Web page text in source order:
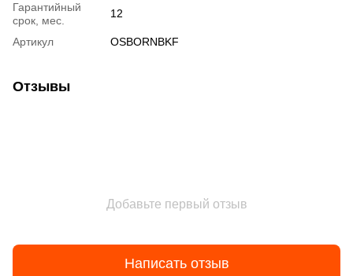
Гарантийный
срок, мес.
12
Артикул OSBORNBKF
Отзывы
Добавьте первый отзыв
Написать отзыв